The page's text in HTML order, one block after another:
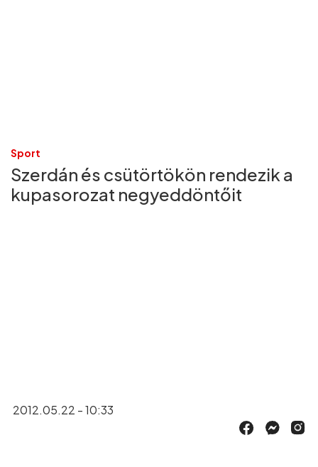
Sport
Szerdán és csütörtökön rendezik a
kupasorozat negyeddöntőit
2012.05.22 - 10:33